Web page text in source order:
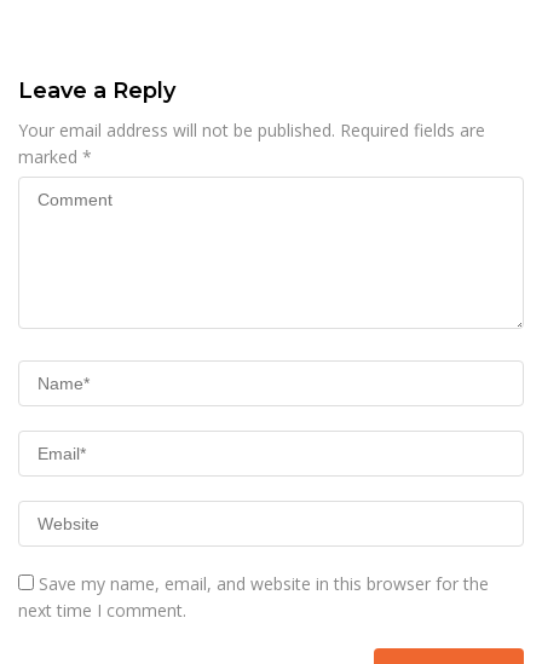
Leave a Reply
Your email address will not be published. Required fields are
marked *
Save my name, email, and website in this browser for the
next time I comment.